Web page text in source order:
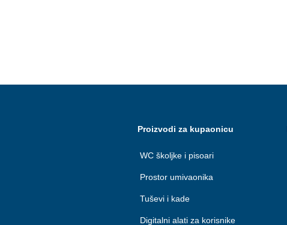
Proizvodi za kupaonicu
WC školjke i pisoari
Prostor umivaonika
Tuševi i kade
Digitalni alati za korisnike